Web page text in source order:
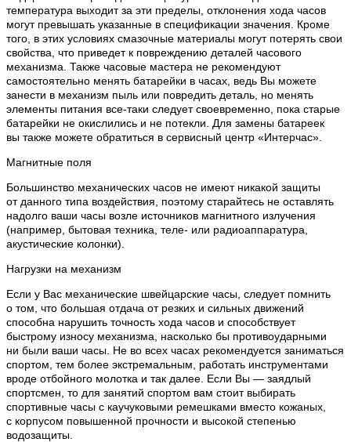
температура выходит за эти пределы, отклонения хода часов
могут превышать указанные в спецификации значения. Кроме
того, в этих условиях смазочные материалы могут потерять свои
свойства, что приведет к повреждению деталей часового
механизма. Также часовые мастера не рекомендуют
самостоятельно менять батарейки в часах, ведь Вы можете
занести в механизм пыль или повредить деталь, но менять
элементы питания все-таки следует своевременно, пока старые
батарейки не окислились и не потекли. Для замены батареек
вы также можете обратиться в сервисный центр «Интерчас».
Магнитные поля
Большинство механических часов не имеют никакой защиты
от данного типа воздействия, поэтому старайтесь не оставлять
надолго ваши часы возле источников магнитного излучения
(например, бытовая техника, теле- или радиоаппаратура,
акустические колонки).
Нагрузки на механизм
Если у Вас механические швейцарские часы, следует помнить
о том, что большая отдача от резких и сильных движений
способна нарушить точность хода часов и способствует
быстрому износу механизма, насколько бы противоударными
ни были ваши часы. Не во всех часах рекомендуется заниматься
спортом, тем более экстремальным, работать инструментами
вроде отбойного молотка и так далее. Если Вы — заядлый
спортсмен, то для занятий спортом вам стоит выбирать
спортивные часы с каучуковыми ремешками вместо кожаных,
с корпусом повышенной прочности и высокой степенью
водозащиты.